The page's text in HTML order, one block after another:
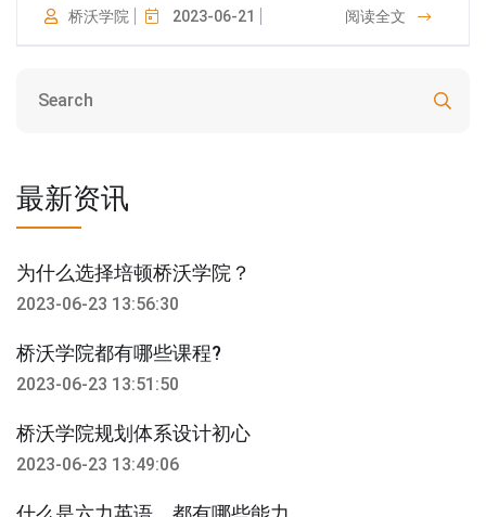
桥沃学院 2023-06-21 阅读全文
最新资讯
为什么选择培顿桥沃学院？
2023-06-23 13:56:30
桥沃学院都有哪些课程?
2023-06-23 13:51:50
桥沃学院规划体系设计初心
2023-06-23 13:49:06